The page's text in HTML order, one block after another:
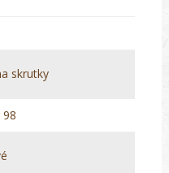
skrutky
98